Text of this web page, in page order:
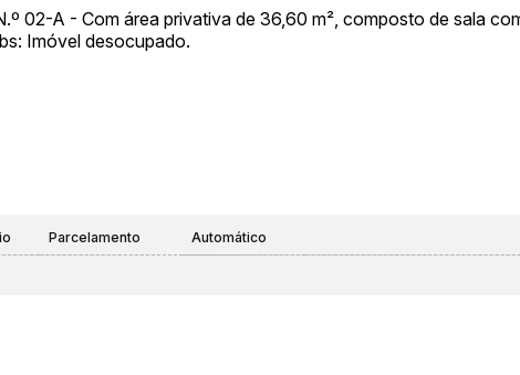
02-A - Com área privativa de 36,60 m², composto de sala
Imóvel desocupado.
Parcelamento Automático